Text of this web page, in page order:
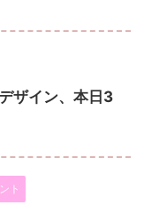
ザイン、本日3
ト